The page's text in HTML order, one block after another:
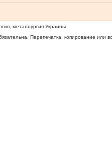
металлургия Украины
Перепечатка, копирование или